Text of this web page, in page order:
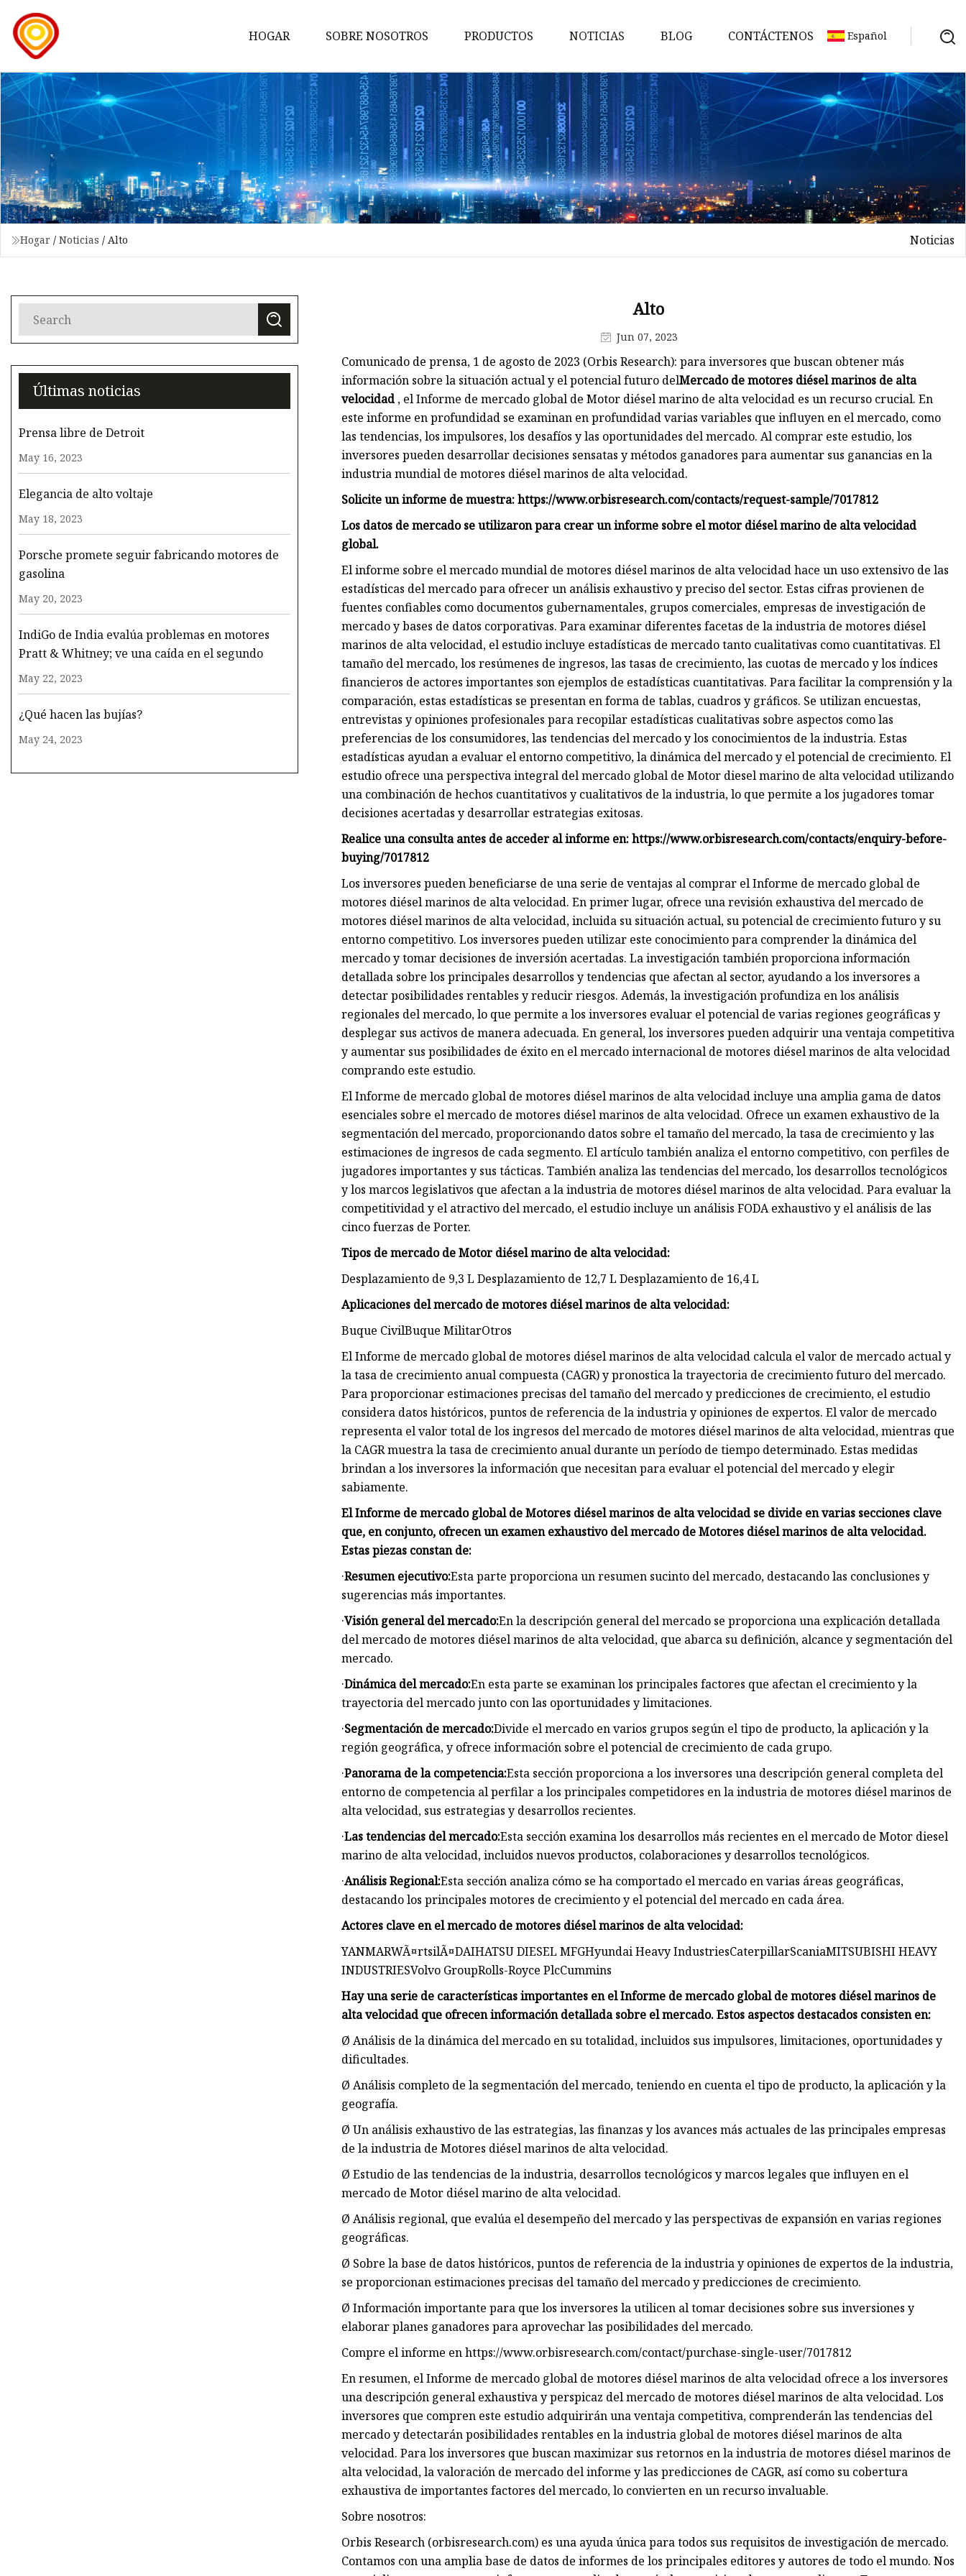
HOGAR SOBRE NOSOTROS PRODUCTOS
Bomba
Motor
Generador
Maquinaria de ingeniería
Generador de gas
Motor diesel
Bomba de agua de gasolina
NOTICIAS BLOG CONTÁCTENOS Español
Hogar / Noticias / Alto Noticias
Últimas noticias
Prensa libre de Detroit
May 16, 2023
Elegancia de alto voltaje
May 18, 2023
Porsche promete seguir fabricando motores de
gasolina
May 20, 2023
IndiGo de India evalúa problemas en motores
Pratt & Whitney; ve una caída en el segundo
May 22, 2023
¿Qué hacen las bujías?
May 24, 2023
Alto
Jun 07, 2023
Comunicado de prensa, 1 de agosto de 2023 (Orbis Research): para inversores que buscan obtener más
información sobre la situación actual y el potencial futuro delMercado de motores diésel marinos de alta
velocidad, el Informe de mercado global de Motor diésel marino de alta velocidad es un recurso crucial. En
este informe en profundidad se examinan en profundidad varias variables que influyen en el mercado, como
las tendencias, los impulsores, los desafíos y las oportunidades del mercado. Al comprar este estudio, los
inversores pueden desarrollar decisiones sensatas y métodos ganadores para aumentar sus ganancias en la
industria mundial de motores diésel marinos de alta velocidad.
Solicite un informe de muestra: https://www.orbisresearch.com/contacts/request-sample/7017812
Los datos de mercado se utilizaron para crear un informe sobre el motor diésel marino de alta velocidad
global.
El informe sobre el mercado mundial de motores diésel marinos de alta velocidad hace un uso extensivo de las
estadísticas del mercado para ofrecer un análisis exhaustivo y preciso del sector. Estas cifras provienen de
fuentes confiables como documentos gubernamentales, grupos comerciales, empresas de investigación de
mercado y bases de datos corporativas. Para examinar diferentes facetas de la industria de motores diésel
marinos de alta velocidad, el estudio incluye estadísticas de mercado tanto cualitativas como cuantitativas. El
tamaño del mercado, los resúmenes de ingresos, las tasas de crecimiento, las cuotas de mercado y los índices
financieros de actores importantes son ejemplos de estadísticas cuantitativas. Para facilitar la comprensión y la
comparación, estas estadísticas se presentan en forma de tablas, cuadros y gráficos. Se utilizan encuestas,
entrevistas y opiniones profesionales para recopilar estadísticas cualitativas sobre aspectos como las
preferencias de los consumidores, las tendencias del mercado y los conocimientos de la industria. Estas
estadísticas ayudan a evaluar el entorno competitivo, la dinámica del mercado y el potencial de crecimiento. El
estudio ofrece una perspectiva integral del mercado global de Motor diesel marino de alta velocidad utilizando
una combinación de hechos cuantitativos y cualitativos de la industria, lo que permite a los jugadores tomar
decisiones acertadas y desarrollar estrategias exitosas.
Realice una consulta antes de acceder al informe en: https://www.orbisresearch.com/contacts/enquiry-before-
buying/7017812
Los inversores pueden beneficiarse de una serie de ventajas al comprar el Informe de mercado global de
motores diésel marinos de alta velocidad. En primer lugar, ofrece una revisión exhaustiva del mercado de
motores diésel marinos de alta velocidad, incluida su situación actual, su potencial de crecimiento futuro y su
entorno competitivo. Los inversores pueden utilizar este conocimiento para comprender la dinámica del
mercado y tomar decisiones de inversión acertadas. La investigación también proporciona información
detallada sobre los principales desarrollos y tendencias que afectan al sector, ayudando a los inversores a
detectar posibilidades rentables y reducir riesgos. Además, la investigación profundiza en los análisis
regionales del mercado, lo que permite a los inversores evaluar el potencial de varias regiones geográficas y
desplegar sus activos de manera adecuada. En general, los inversores pueden adquirir una ventaja competitiva
y aumentar sus posibilidades de éxito en el mercado internacional de motores diésel marinos de alta velocidad
comprando este estudio.
El Informe de mercado global de motores diésel marinos de alta velocidad incluye una amplia gama de datos
esenciales sobre el mercado de motores diésel marinos de alta velocidad. Ofrece un examen exhaustivo de la
segmentación del mercado, proporcionando datos sobre el tamaño del mercado, la tasa de crecimiento y las
estimaciones de ingresos de cada segmento. El artículo también analiza el entorno competitivo, con perfiles de
jugadores importantes y sus tácticas. También analiza las tendencias del mercado, los desarrollos tecnológicos
y los marcos legislativos que afectan a la industria de motores diésel marinos de alta velocidad. Para evaluar la
competitividad y el atractivo del mercado, el estudio incluye un análisis FODA exhaustivo y el análisis de las
cinco fuerzas de Porter.
Tipos de mercado de Motor diésel marino de alta velocidad:
Desplazamiento de 9,3 L Desplazamiento de 12,7 L Desplazamiento de 16,4 L
Aplicaciones del mercado de motores diésel marinos de alta velocidad:
Buque CivilBuque MilitarOtros
El Informe de mercado global de motores diésel marinos de alta velocidad calcula el valor de mercado actual y
la tasa de crecimiento anual compuesta (CAGR) y pronostica la trayectoria de crecimiento futuro del mercado.
Para proporcionar estimaciones precisas del tamaño del mercado y predicciones de crecimiento, el estudio
considera datos históricos, puntos de referencia de la industria y opiniones de expertos. El valor de mercado
representa el valor total de los ingresos del mercado de motores diésel marinos de alta velocidad, mientras que
la CAGR muestra la tasa de crecimiento anual durante un período de tiempo determinado. Estas medidas
brindan a los inversores la información que necesitan para evaluar el potencial del mercado y elegir
sabiamente.
El Informe de mercado global de Motores diésel marinos de alta velocidad se divide en varias secciones clave
que, en conjunto, ofrecen un examen exhaustivo del mercado de Motores diésel marinos de alta velocidad.
Estas piezas constan de:
·Resumen ejecutivo:Esta parte proporciona un resumen sucinto del mercado, destacando las conclusiones y
sugerencias más importantes.
·Visión general del mercado:En la descripción general del mercado se proporciona una explicación detallada
del mercado de motores diésel marinos de alta velocidad, que abarca su definición, alcance y segmentación del
mercado.
·Dinámica del mercado:En esta parte se examinan los principales factores que afectan el crecimiento y la
trayectoria del mercado junto con las oportunidades y limitaciones.
·Segmentación de mercado:Divide el mercado en varios grupos según el tipo de producto, la aplicación y la
región geográfica, y ofrece información sobre el potencial de crecimiento de cada grupo.
·Panorama de la competencia:Esta sección proporciona a los inversores una descripción general completa del
entorno de competencia al perfilar a los principales competidores en la industria de motores diésel marinos de
alta velocidad, sus estrategias y desarrollos recientes.
·Las tendencias del mercado:Esta sección examina los desarrollos más recientes en el mercado de Motor diesel
marino de alta velocidad, incluidos nuevos productos, colaboraciones y desarrollos tecnológicos.
·Análisis Regional:Esta sección analiza cómo se ha comportado el mercado en varias áreas geográficas,
destacando los principales motores de crecimiento y el potencial del mercado en cada área.
Actores clave en el mercado de motores diésel marinos de alta velocidad:
YANMARWÃ¤rtsilÃ¤DAIHATSU DIESEL MFGHyundai Heavy IndustriesCaterpillarScaniaMITSUBISHI HEAVY
INDUSTRIESVolvo GroupRolls-Royce PlcCummins
Hay una serie de características importantes en el Informe de mercado global de motores diésel marinos de
alta velocidad que ofrecen información detallada sobre el mercado. Estos aspectos destacados consisten en:
Ø Análisis de la dinámica del mercado en su totalidad, incluidos sus impulsores, limitaciones, oportunidades y
dificultades.
Ø Análisis completo de la segmentación del mercado, teniendo en cuenta el tipo de producto, la aplicación y la
geografía.
Ø Un análisis exhaustivo de las estrategias, las finanzas y los avances más actuales de las principales empresas
de la industria de Motores diésel marinos de alta velocidad.
Ø Estudio de las tendencias de la industria, desarrollos tecnológicos y marcos legales que influyen en el
mercado de Motor diésel marino de alta velocidad.
Ø Análisis regional, que evalúa el desempeño del mercado y las perspectivas de expansión en varias regiones
geográficas.
Ø Sobre la base de datos históricos, puntos de referencia de la industria y opiniones de expertos de la industria,
se proporcionan estimaciones precisas del tamaño del mercado y predicciones de crecimiento.
Ø Información importante para que los inversores la utilicen al tomar decisiones sobre sus inversiones y
elaborar planes ganadores para aprovechar las posibilidades del mercado.
Compre el informe en https://www.orbisresearch.com/contact/purchase-single-user/7017812
En resumen, el Informe de mercado global de motores diésel marinos de alta velocidad ofrece a los inversores
una descripción general exhaustiva y perspicaz del mercado de motores diésel marinos de alta velocidad. Los
inversores que compren este estudio adquirirán una ventaja competitiva, comprenderán las tendencias del
mercado y detectarán posibilidades rentables en la industria global de motores diésel marinos de alta
velocidad. Para los inversores que buscan maximizar sus retornos en la industria de motores diésel marinos de
alta velocidad, la valoración de mercado del informe y las predicciones de CAGR, así como su cobertura
exhaustiva de importantes factores del mercado, lo convierten en un recurso invaluable.
Sobre nosotros:
Orbis Research (orbisresearch.com) es una ayuda única para todos sus requisitos de investigación de mercado.
Contamos con una amplia base de datos de informes de los principales editores y autores de todo el mundo. Nos